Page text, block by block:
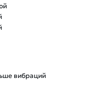
вибраций